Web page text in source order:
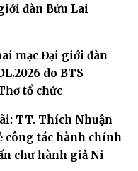
đàn Bửu Lai
mạc Đại giới đàn
do BTS
tổ chức
TT. Thích Nhuận
công tác hành chính
chư hành giả Ni